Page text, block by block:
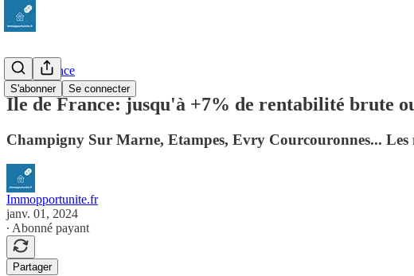
S'abonner Se connecter
Ile De France
Ile de France: jusqu'à +7% de rentabilité brute
Champigny Sur Marne, Etampes, Evry Courcouronnes... Les
Immopportunite.fr
janv. 01, 2024
∙ Abonné payant
Partager